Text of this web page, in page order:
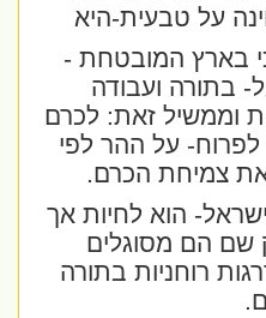
על טבעית-היא
בארץ המובטחת -
בתורה ועבודה
וממשיל זאת: לכרם
על ההר לפי
צמיחת הכרם.
הוא לחיות אך
הם מסוגלים
רוחניות בתורה